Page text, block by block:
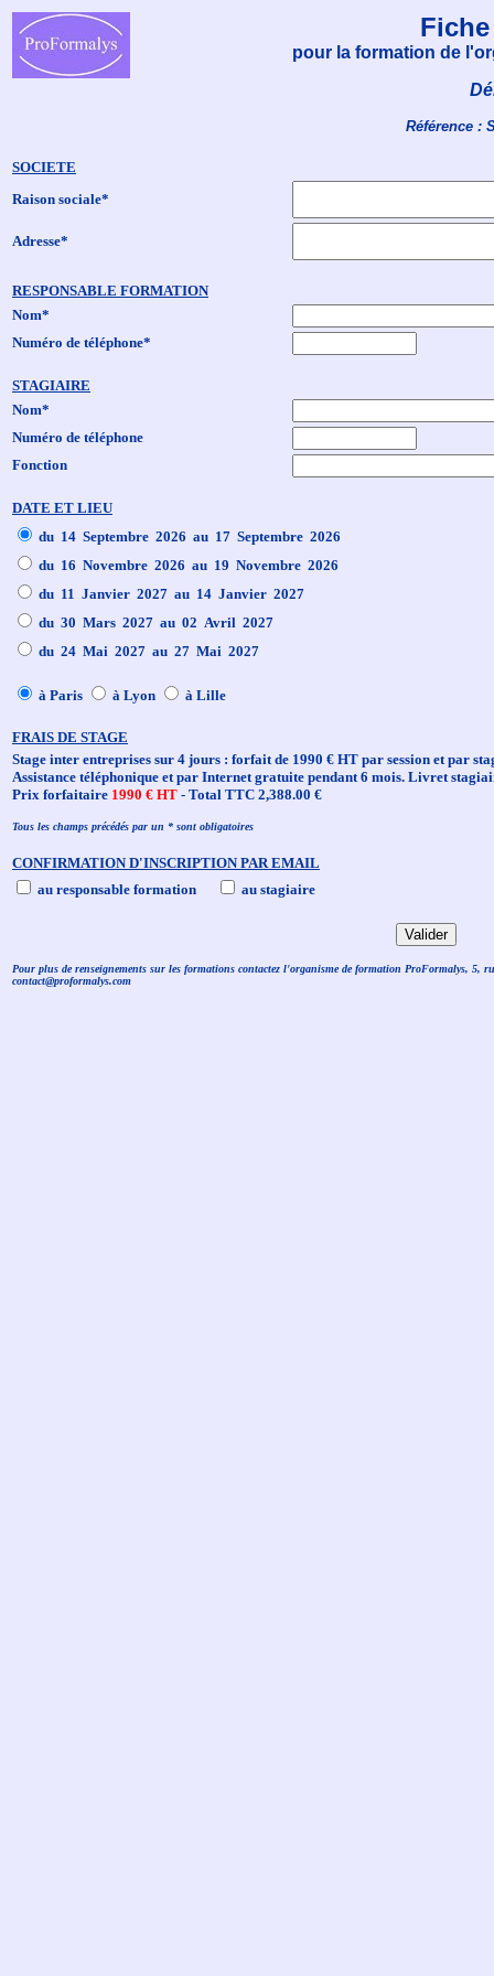
pour la formation de
Référence :
SOCIETE
Raison sociale*
Adresse*
RESPONSABLE FORMATION
Nom*
Numéro de téléphone*
STAGIAIRE
Nom*
Numéro de téléphone
Fonction
DATE ET LIEU
du 14 Septembre 2026 au 17 Septembre 2026
du 16 Novembre 2026 au 19 Novembre 2026
du 11 Janvier 2027 au 14 Janvier 2027
du 30 Mars 2027 au 02 Avril 2027
du 24 Mai 2027 au 27 Mai 2027
à Paris à Lyon à Lille
FRAIS DE STAGE
Stage inter entreprises sur 4 jours : forfait de 1990 € HT par session et par
Assistance téléphonique et par Internet gratuite pendant 6 mois. Livret
Prix forfaitaire 1990 € HT - Total TTC 2,388.00 €
Tous les champs précédés par un * sont obligatoires
CONFIRMATION D'INSCRIPTION PAR EMAIL
au responsable formation
au stagiaire
Pour plus de renseignements sur les formations contactez l'organisme de formation ProFormalys, 5,
contact@proformalys.com